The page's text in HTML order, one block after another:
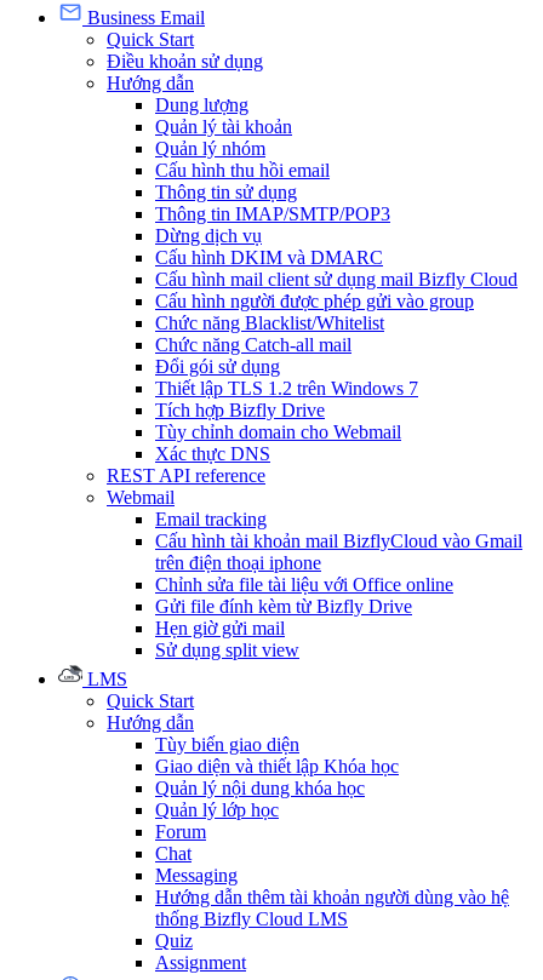
Business Email
Quick Start
Điều khoản sử dụng
Hướng dẫn
Dung lượng
Quản lý tài khoản
Quản lý nhóm
Cấu hình thu hồi email
Thông tin sử dụng
Thông tin IMAP/SMTP/POP3
Dừng dịch vụ
Cấu hình DKIM và DMARC
Cấu hình mail client sử dụng mail Bizfly Cloud
Cấu hình người được phép gửi vào group
Chức năng Blacklist/Whitelist
Chức năng Catch-all mail
Đổi gói sử dụng
Thiết lập TLS 1.2 trên Windows 7
Tích hợp Bizfly Drive
Tùy chỉnh domain cho Webmail
Xác thực DNS
REST API reference
Webmail
Email tracking
Cấu hình tài khoản mail BizflyCloud vào Gmail
trên điện thoại iphone
Chỉnh sửa file tài liệu với Office online
Gửi file đính kèm từ Bizfly Drive
Hẹn giờ gửi mail
Sử dụng split view
LMS
Quick Start
Hướng dẫn
Tùy biến giao diện
Giao diện và thiết lập Khóa học
Quản lý nội dung khóa học
Quản lý lớp học
Forum
Chat
Messaging
Hướng dẫn thêm tài khoản người dùng vào hệ
thống Bizfly Cloud LMS
Quiz
Assignment